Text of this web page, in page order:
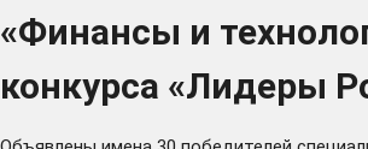
«Финансы и
конкурса «Лидеры